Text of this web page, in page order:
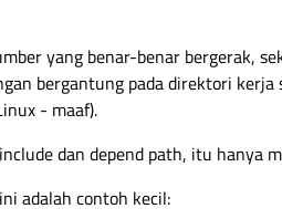
yang benar-benar bergerak,
bergantung pada direktori
- maaf).
dan depend path, itu hanya
adalah contoh kecil: